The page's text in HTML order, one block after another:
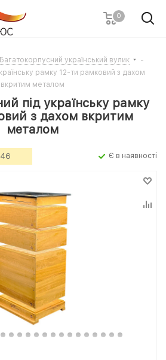
0
Багатокорпусний український вулик
-
рамку 12-ти рамковий з дахом
вкритим металом
під українську рамку
з дахом вкритим
металом
Є в наявності